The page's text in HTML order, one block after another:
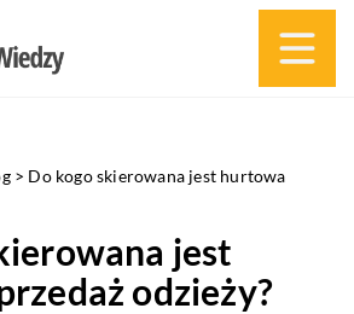
> Do kogo skierowana jest hurtowa
jest
odzieży?